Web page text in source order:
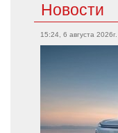
Новости
15:24, 6 августа 2026г.